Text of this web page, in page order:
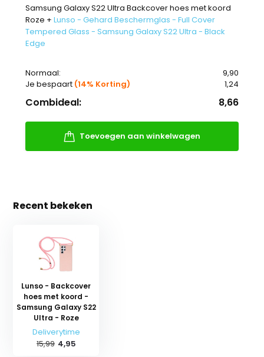
Samsung Galaxy S22 Ultra Backcover hoes met koord
Roze + Lunso - Gehard Beschermglas - Full Cover
Tempered Glass - Samsung Galaxy S22 Ultra - Black
Edge
Normaal:
9,90
Je bespaart (14% Korting) 1,24
Combideal: 8,66
Toevoegen aan winkelwagen
Recent bekeken
Lunso - Backcover
hoes met koord -
Samsung Galaxy S22
Ultra - Roze
Deliverytime
15,99 4,95